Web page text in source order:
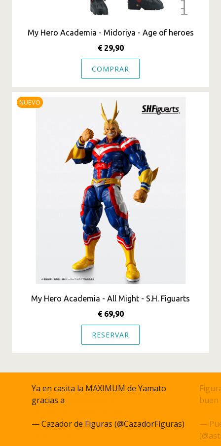
My Hero Academia - Midoriya - Age of heroes
€ 29,90
COMPRAR
NUEVO
My Hero Academia - All Might - S.H. Figuarts
€ 69,90
RESERVAR
Ya en casita la MAXIMUM de Yamato
gracias a
— Cazador de Figuras (@CazadorFiguras)
—